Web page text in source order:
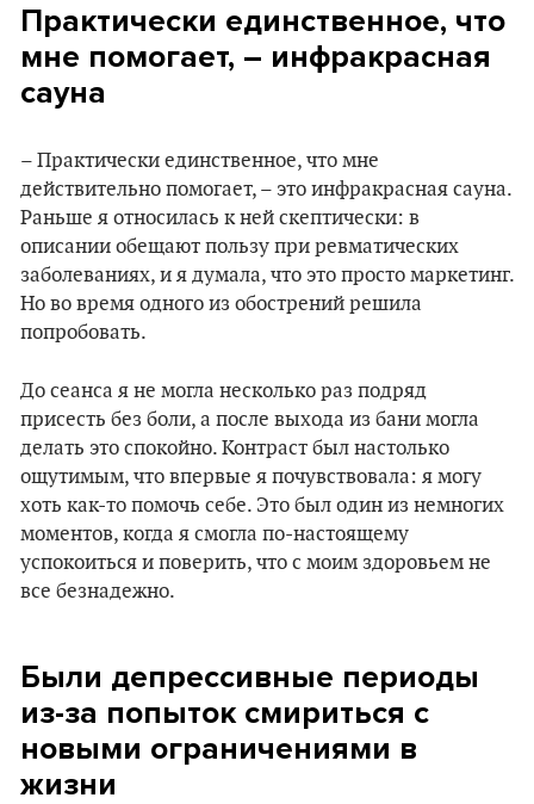
Практически единственное, что
мне помогает, – инфракрасная
сауна
– Практически единственное, что мне
действительно помогает, – это инфракрасная сауна.
Раньше я относилась к ней скептически: в
описании обещают пользу при ревматических
заболеваниях, и я думала, что это просто маркетинг.
Но во время одного из обострений решила
попробовать.
До сеанса я не могла несколько раз подряд
присесть без боли, а после выхода из бани могла
делать это спокойно. Контраст был настолько
ощутимым, что впервые я почувствовала: я могу
хоть как-то помочь себе. Это был один из немногих
моментов, когда я смогла по-настоящему
успокоиться и поверить, что с моим здоровьем не
все безнадежно.
Были депрессивные периоды
из-за попыток смириться с
новыми ограничениями в
жизни